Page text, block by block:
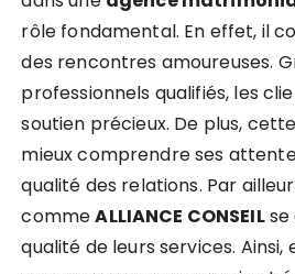
rôle fondamental. En effet, il
des rencontres amoureuses.
professionnels qualifiés, les
soutien précieux. De plus,
mieux comprendre ses
qualité des relations. Par
commeALLIANCE CONSEILse
qualité de leurs services. Ainsi,